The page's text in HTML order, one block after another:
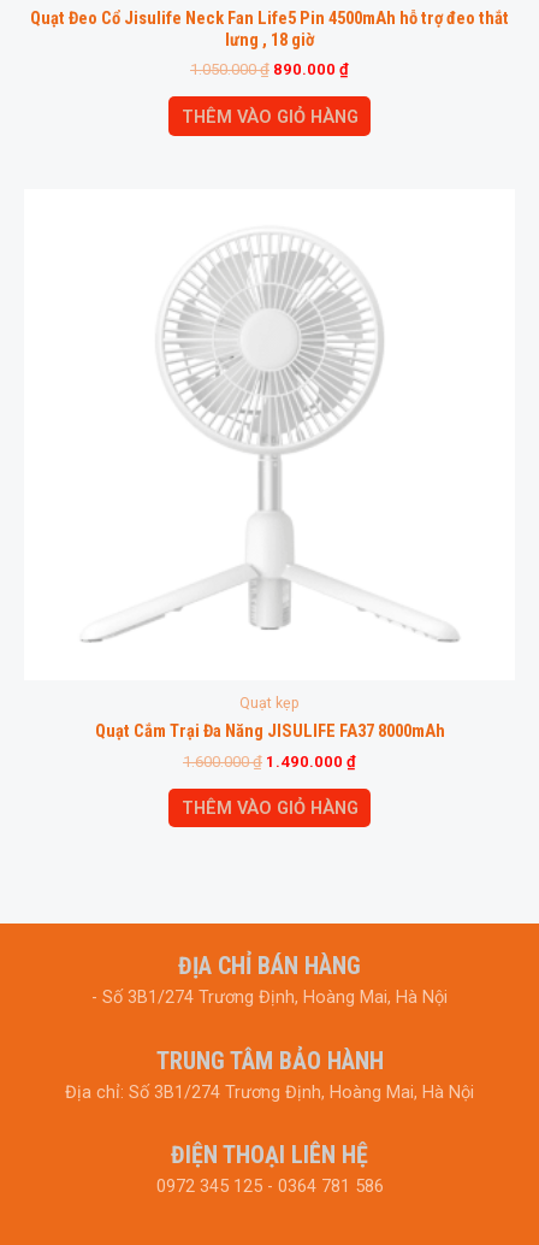
Quạt Đeo Cổ Jisulife Neck Fan Life5 Pin 4500mAh hỗ trợ đeo thắt
lưng , 18 giờ
1.050.000₫ 890.000 ₫
THÊM VÀO GIỎ HÀNG
Quạt kẹp
Quạt Cắm Trại Đa Năng JISULIFE FA37 8000mAh
1.600.000₫ 1.490.000 ₫
THÊM VÀO GIỎ HÀNG
ĐỊA CHỈ BÁN HÀNG
- Số 3B1/274 Trương Định, Hoàng Mai, Hà Nội
TRUNG TÂM BẢO HÀNH
Địa chỉ: Số 3B1/274 Trương Định, Hoàng Mai, Hà Nội
ĐIỆN THOẠI LIÊN HỆ
0972 345 125 - 0364 781 586